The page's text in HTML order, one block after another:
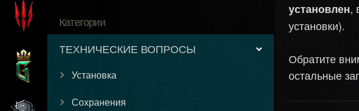
Категории
ТЕХНИЧЕСКИЕ ВОПРОСЫ
Установка
Сохранения
установлен,
установки).
Обратите
остальные